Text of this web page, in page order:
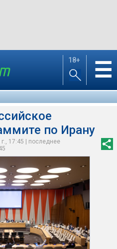
18+ ☰
по Ирану
17:45 | последнее